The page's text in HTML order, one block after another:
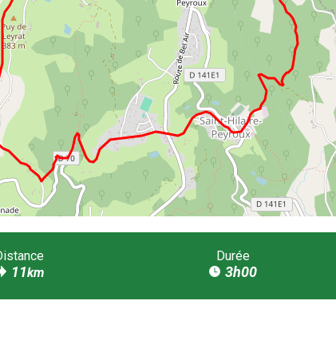
11km
Durée
3h00